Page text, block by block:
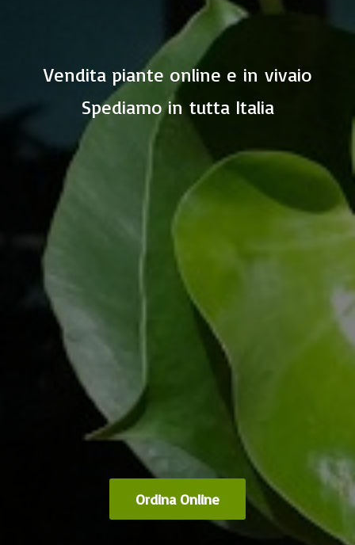
Vendita piante online e in vivaio
Spediamo in tutta Italia
Ordina Online